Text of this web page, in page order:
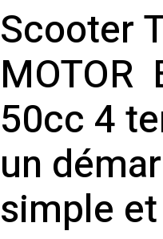
Scooter
MOTOR
50cc 4
un
simple